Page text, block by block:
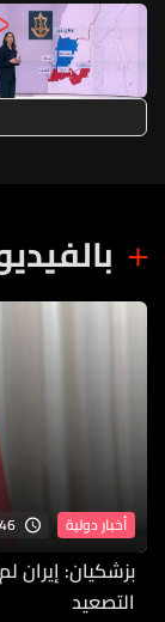
أخبار دولية
بزشكيان: إيران
التصعيد